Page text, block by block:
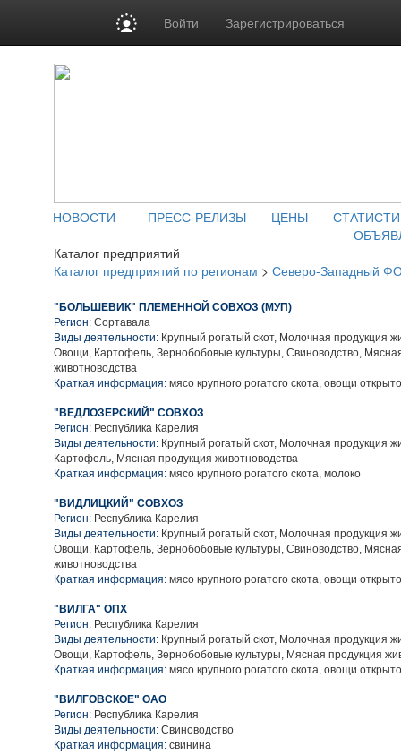
Войти Зарегистрироваться
НОВОСТИ ПРЕСС-РЕЛИЗЫ ЦЕНЫ
Каталог предприятий
Каталог предприятий по регионам > Северо-Западный
"БОЛЬШЕВИК" ПЛЕМЕННОЙ СОВХОЗ (МУП)
Регион: Сортавала
Виды деятельности: Крупный рогатый скот, Молочная продукция
Овощи, Картофель, Зернобобовые культуры, Свиноводство,
животноводства
Краткая информация: мясо крупного рогатого скота, овощи
"ВЕДЛОЗЕРСКИЙ" СОВХОЗ
Регион: Республика Карелия
Виды деятельности: Крупный рогатый скот, Молочная продукция
Картофель, Мясная продукция животноводства
Краткая информация: мясо крупного рогатого скота, молоко
"ВИДЛИЦКИЙ" СОВХОЗ
Регион: Республика Карелия
Виды деятельности: Крупный рогатый скот, Молочная продукция
Овощи, Картофель, Зернобобовые культуры, Свиноводство,
животноводства
Краткая информация: мясо крупного рогатого скота, овощи
"ВИЛГА" ОПХ
Регион: Республика Карелия
Виды деятельности: Крупный рогатый скот, Молочная продукция
Овощи, Картофель, Зернобобовые культуры, Мясная продукция
Краткая информация: мясо крупного рогатого скота, овощи
"ВИЛГОВСКОЕ" ОАО
Регион: Республика Карелия
Виды деятельности: Свиноводство
Краткая информация: свинина